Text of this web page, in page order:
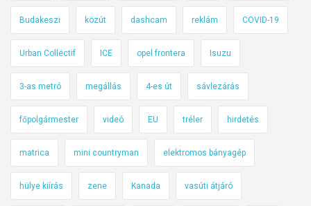
Budakeszi közút dashcam reklám COVID-19
Urban Collëctif ICE opel frontera Isuzu
3-as metró megállás 4-es út sávlezárás
főpolgármester videó EU tréler hirdetés
matrica mini countryman elektromos bányagép
hülye kiírás zene Kanada vasúti átjáró